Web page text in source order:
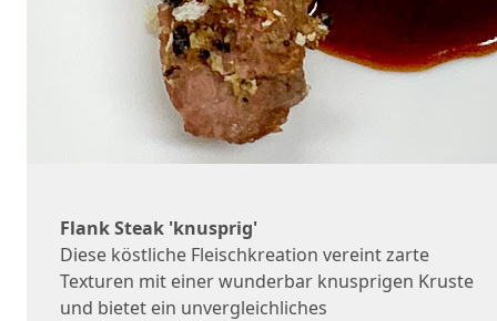
Flank Steak 'knusprig'
Diese köstliche Fleischkreation vereint zarte
Texturen mit einer wunderbar knusprigen Kruste
und bietet ein unvergleichliches